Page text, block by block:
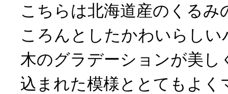
こちらは北海道産のくるみ
ころんとしたかわいらし
木のグラデーションが美し
込まれた模様ととてもよく